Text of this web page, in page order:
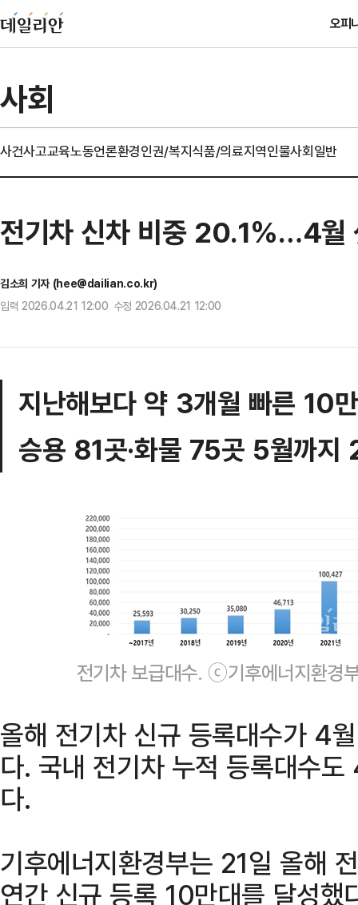
오피
사회
사건사고교육노동언론환경인권/복지식품/의료지역인물사회일반
전기차 신차 비중 20.1%…4월
김소희 기자 (hee@dailian.co.kr)
입력 2026.04.21 12:00 수정 2026.04.21 12:00
지난해보다 약 3개월 빠른 10
승용 81곳·화물 75곳 5월까지
전기차 보급대수. ⓒ기후에너지환경
올해 전기차 신규 등록대수가 4
다. 국내 전기차 누적 등록대수
다.
기후에너지환경부는 21일 올해
연간 신규 등록 10만대를 달성